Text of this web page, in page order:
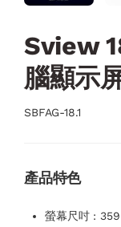
Sview
腦顯示
SBFAG-18.1
產品特色
螢幕尺吋 :